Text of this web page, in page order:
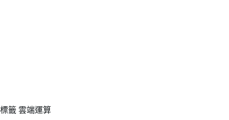
標籤 雲端運算